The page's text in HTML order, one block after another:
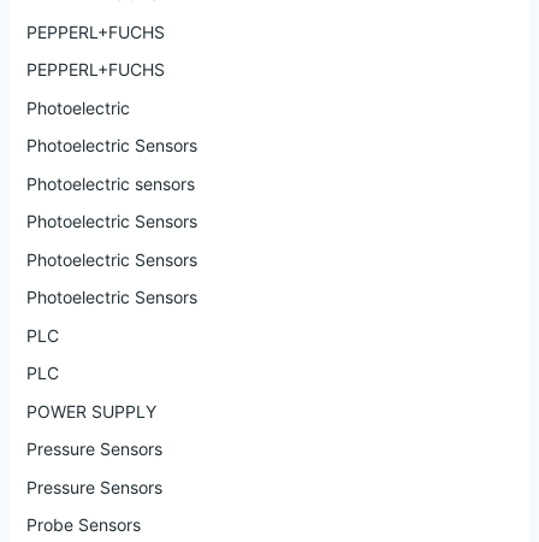
PEPPERL+FUCHS
PEPPERL+FUCHS
Photoelectric
Photoelectric Sensors
Photoelectric sensors
Photoelectric Sensors
Photoelectric Sensors
Photoelectric Sensors
PLC
PLC
POWER SUPPLY
Pressure Sensors
Pressure Sensors
Probe Sensors